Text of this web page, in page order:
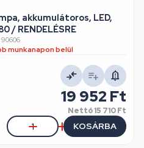
akkumulátoros, LED,
/ RENDELÉSRE
munkanapon belül
19 952 Ft
Nettó15 710 Ft
KOSÁRBA